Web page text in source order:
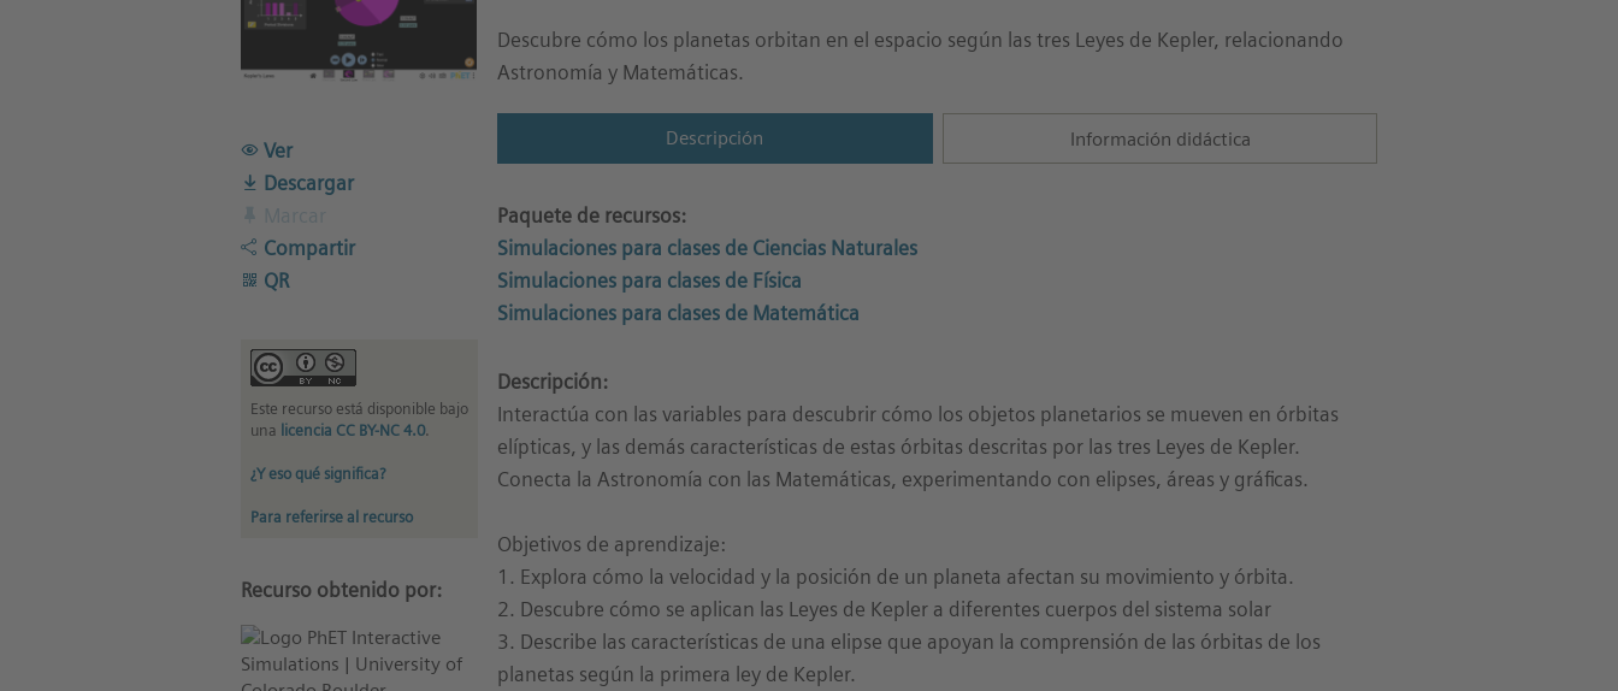
Ver
Descargar
Compartir
QR
Este recurso está disponible bajo
una licencia CC BY-NC 4.0.
¿Y eso qué significa?
Para referirse al recurso
Recurso obtenido por:
Descubre cómo los planetas orbitan en el espacio según las tres Leyes de Kepler, relacionando
Astronomía y Matemáticas.
Descripción Información didáctica
Paquete de recursos:
Simulaciones para clases de Ciencias Naturales
Simulaciones para clases de Física
Simulaciones para clases de Matemática
Descripción:
Interactúa con las variables para descubrir cómo los objetos planetarios se mueven en órbitas
elípticas, y las demás características de estas órbitas descritas por las tres Leyes de Kepler.
Conecta la Astronomía con las Matemáticas, experimentando con elipses, áreas y gráficas.
Objetivos de aprendizaje:
1. Explora cómo la velocidad y la posición de un planeta afectan su movimiento y órbita.
2. Descubre cómo se aplican las Leyes de Kepler a diferentes cuerpos del sistema solar
3. Describe las características de una elipse que apoyan la comprensión de las órbitas de los
planetas según la primera ley de Kepler.